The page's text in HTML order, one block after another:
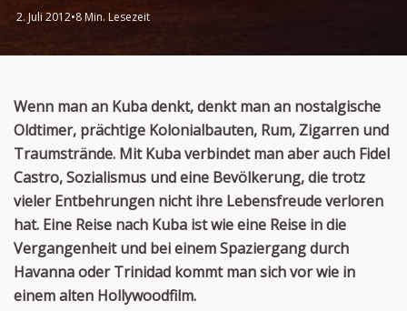
2. Juli 2012•8 Min. Lesezeit
Wenn man an Kuba denkt, denkt man an nostalgische
Oldtimer, prächtige Kolonialbauten, Rum, Zigarren und
Traumstrände. Mit Kuba verbindet man aber auch Fidel
Castro, Sozialismus und eine Bevölkerung, die trotz
vieler Entbehrungen nicht ihre Lebensfreude verloren
hat. Eine Reise nach Kuba ist wie eine Reise in die
Vergangenheit und bei einem Spaziergang durch
Havanna oder Trinidad kommt man sich vor wie in
einem alten Hollywoodfilm.